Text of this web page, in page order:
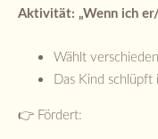
Aktivität: „Wenn ich
Wählt
Das Kind schlüpft
👉 Fördert: